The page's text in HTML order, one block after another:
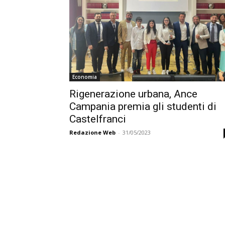
Economia
Rigenerazione urbana, Ance
Campania premia gli studenti di
Castelfranci
Redazione Web - 31/05/2023